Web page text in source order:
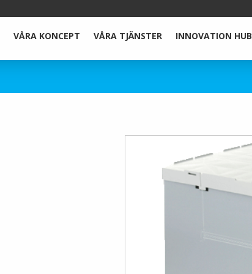
VÅRA KONCEPT VÅRA TJÄNSTER INNOVATION HUB